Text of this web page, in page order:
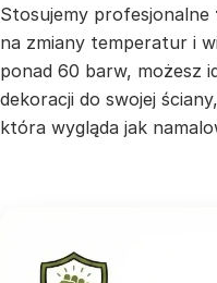
Stosujemy profesjonalne
na zmiany temperatur i
ponad 60 barw, możesz
dekoracji do swojej
która wygląda jak